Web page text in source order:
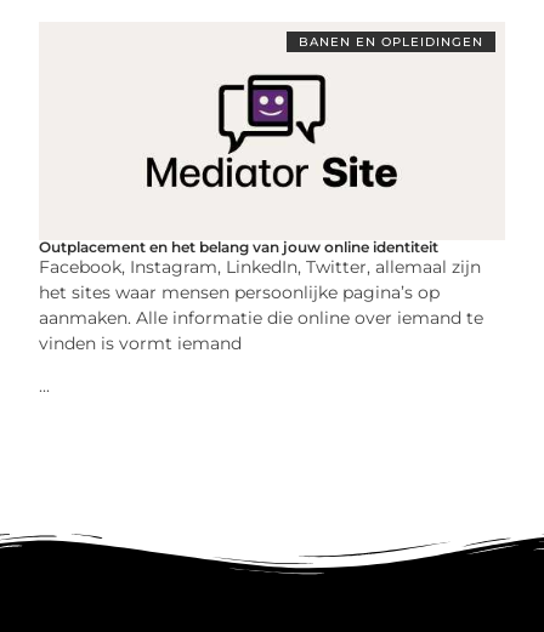
BANEN EN OPLEIDINGEN
Outplacement en het belang van jouw online identiteit
Facebook, Instagram, LinkedIn, Twitter, allemaal zijn
het sites waar mensen persoonlijke pagina’s op
aanmaken. Alle informatie die online over iemand te
vinden is vormt iemand
...